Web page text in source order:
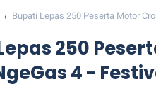
Bupati Lepas 250 Peserta Motor
250
4 -